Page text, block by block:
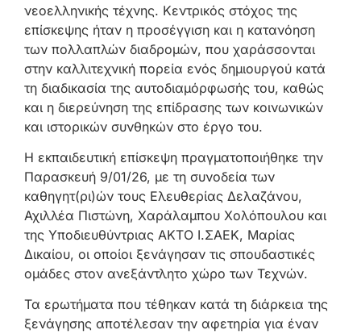
νεοελληνικής τέχνης. Κεντρικός στόχος της
επίσκεψης ήταν η προσέγγιση και η κατανόηση
των πολλαπλών διαδρομών, που χαράσσονται
στην καλλιτεχνική πορεία ενός δημιουργού κατά
τη διαδικασία της αυτοδιαμόρφωσής του, καθώς
και η διερεύνηση της επίδρασης των κοινωνικών
και ιστορικών συνθηκών στο έργο του.
Η εκπαιδευτική επίσκεψη πραγματοποιήθηκε την
Παρασκευή 9/01/26, με τη συνοδεία των
καθηγητ(ρι)ών τους Ελευθερίας Δελαζάνου,
Αχιλλέα Πιστώνη, Χαράλαμπου Χολόπουλου και
της Υποδιευθύντριας ΑΚΤΟ Ι.ΣΑΕΚ, Μαρίας
Δικαίου, οι οποίοι ξενάγησαν τις σπουδαστικές
ομάδες στον ανεξάντλητο χώρο των Τεχνών.
Τα ερωτήματα που τέθηκαν κατά τη διάρκεια της
ξενάγησης αποτέλεσαν την αφετηρία για έναν